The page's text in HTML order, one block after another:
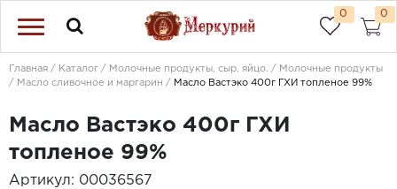
0 0
Главная Каталог Молочные продукты, сыр, яйцо.
Молочные продукты
Масло сливочное и маргарин
Масло Вастэко 400г ГХИ топленое 99%
Масло Вастэко 400г ГХИ
топленое 99%
Артикул: 00036567